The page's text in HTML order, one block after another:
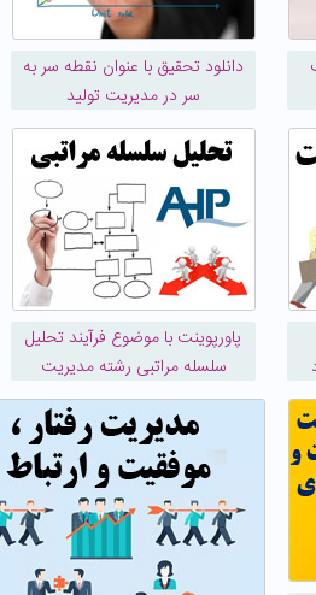
دانلود تحقیق با عنوان نقطه سر به
سر در مدیریت تولید
پاورپوینت با موضوع فرآیند تحلیل
سلسله مراتبی رشته مدیریت